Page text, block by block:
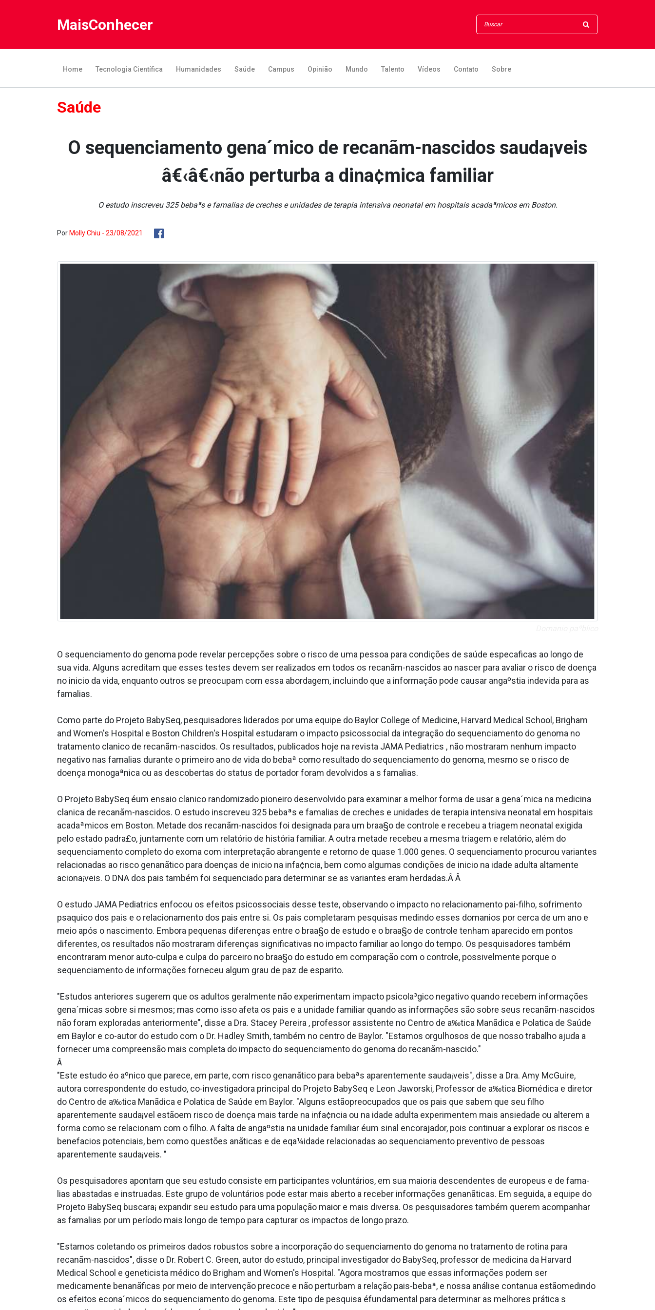
MaisConhecer
Home Tecnologia Científica Humanidades Saúde Campus Opinião Mundo Talento Vídeos Contato Sobre
Saúde
O sequenciamento gena´mico de recanãm-nascidos sauda¡veis
â€‹â€‹não perturba a dina¢mica familiar
O estudo inscreveu 325 bebaªs e fama­lias de creches e unidades de terapia intensiva neonatal em hospitais acadaªmicos em Boston.
Por Molly Chiu - 23/08/2021
O sequenciamento do genoma pode revelar percepções sobre o risco de uma pessoa para condições de saúde especa­ficas ao longo de
sua vida. Alguns acreditam que esses testes devem ser realizados em todos os recanãm-nascidos ao nascer para avaliar o risco de doença
no ini­cio da vida, enquanto outros se preocupam com essa abordagem, incluindo que a informação pode causar angaºstia indevida para as
fama­lias.
Como parte do Projeto BabySeq, pesquisadores liderados por uma equipe do Baylor College of Medicine, Harvard Medical School, Brigham
and Women's Hospital e Boston Children's Hospital estudaram o impacto psicossocial da integração do sequenciamento do genoma no
tratamento cla­nico de recanãm-nascidos. Os resultados, publicados hoje na revista JAMA Pediatrics , não mostraram nenhum impacto
negativo nas fama­lias durante o primeiro ano de vida do bebaª como resultado do sequenciamento do genoma, mesmo se o risco de
doença monogaªnica ou as descobertas do status de portador foram devolvidos a s fama­lias.
O Projeto BabySeq éum ensaio cla­nico randomizado pioneiro desenvolvido para examinar a melhor forma de usar a gena´mica na medicina
cla­nica de recanãm-nascidos. O estudo inscreveu 325 bebaªs e fama­lias de creches e unidades de terapia intensiva neonatal em hospitais
acadaªmicos em Boston. Metade dos recanãm-nascidos foi designada para um braa§o de controle e recebeu a triagem neonatal exigida
pelo estado padra£o, juntamente com um relatório de história familiar. A outra metade recebeu a mesma triagem e relatório, além do
sequenciamento completo do exoma com interpretação abrangente e retorno de quase 1.000 genes. O sequenciamento procurou variantes
relacionadas ao risco genanãtico para doenças de ini­cio na infa¢ncia, bem como algumas condições de ini­cio na idade adulta altamente
aciona¡veis. O DNA dos pais também foi sequenciado para determinar se as variantes eram herdadas.Â Â
O estudo JAMA Pediatrics enfocou os efeitos psicossociais desse teste, observando o impacto no relacionamento pai-filho, sofrimento
psa­quico dos pais e o relacionamento dos pais entre si. Os pais completaram pesquisas medindo esses doma­nios por cerca de um ano e
meio após o nascimento. Embora pequenas diferenças entre o braa§o de estudo e o braa§o de controle tenham aparecido em pontos
diferentes, os resultados não mostraram diferenças significativas no impacto familiar ao longo do tempo. Os pesquisadores também
encontraram menor auto-culpa e culpa do parceiro no braa§o do estudo em comparação com o controle, possivelmente porque o
sequenciamento de informações forneceu algum grau de paz de espa­rito.
"Estudos anteriores sugerem que os adultos geralmente não experimentam impacto psicola³gico negativo quando recebem informações
gena´micas sobre si mesmos; mas como isso afeta os pais e a unidade familiar quando as informações são sobre seus recanãm-nascidos
não foram exploradas anteriormente", disse a Dra. Stacey Pereira , professor assistente no Centro de a‰tica Manãdica e Pola­tica de Saúde
em Baylor e co-autor do estudo com o Dr. Hadley Smith, também no centro de Baylor. "Estamos orgulhosos de que nosso trabalho ajuda a
fornecer uma compreensão mais completa do impacto do sequenciamento do genoma do recanãm-nascido."
Â
"Este estudo éo aºnico que parece, em parte, com risco genanãtico para bebaªs aparentemente sauda¡veis", disse a Dra. Amy McGuire,
autora correspondente do estudo, co-investigadora principal do Projeto BabySeq e Leon Jaworski, Professor de a‰tica Biomédica e diretor
do Centro de a‰tica Manãdica e Pola­tica de Saúde em Baylor. "Alguns estãopreocupados que os pais que sabem que seu filho
aparentemente sauda¡vel estãoem risco de doença mais tarde na infa¢ncia ou na idade adulta experimentem mais ansiedade ou alterem a
forma como se relacionam com o filho. A falta de angaºstia na unidade familiar éum sinal encorajador, pois continuar a explorar os riscos e
benefa­cios potenciais, bem como questões anãticas e de eqa¼idade relacionadas ao sequenciamento preventivo de pessoas
aparentemente sauda¡veis. "
Os pesquisadores apontam que seu estudo consiste em participantes voluntários, em sua maioria descendentes de europeus e de fama­
lias abastadas e instrua­das. Este grupo de voluntários pode estar mais aberto a receber informações genanãticas. Em seguida, a equipe do
Projeto BabySeq buscara¡ expandir seu estudo para uma população maior e mais diversa. Os pesquisadores também querem acompanhar
as fama­lias por um período mais longo de tempo para capturar os impactos de longo prazo.
"Estamos coletando os primeiros dados robustos sobre a incorporação do sequenciamento do genoma no tratamento de rotina para
recanãm-nascidos", disse o Dr. Robert C. Green, autor do estudo, principal investigador do BabySeq, professor de medicina da Harvard
Medical School e geneticista médico do Brigham and Women's Hospital. "Agora mostramos que essas informações podem ser
medicamente benanãficas por meio de intervenção precoce e não perturbam a relação pais-bebaª, e nossa análise conta­nua estãomedindo
os efeitos econa´micos do sequenciamento do genoma. Este tipo de pesquisa éfundamental para determinar as melhores prática s